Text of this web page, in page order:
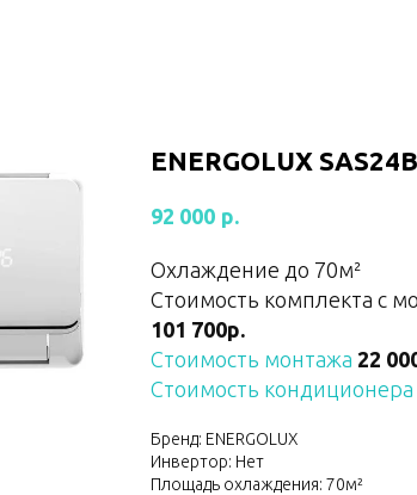
ENERGOLUX
92 000 р.
Охлаждение до 70м²
Стоимость комплекта с
101 700р.
Стоимость монтажа 22
Стоимость
Бренд: ENERGOLUX
Инвертор: Нет
Площадь охлаждения: 70м²